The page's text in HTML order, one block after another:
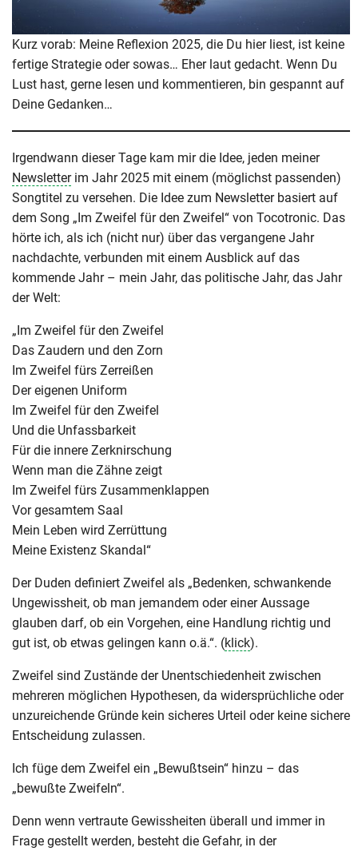
Kurz vorab: Meine Reflexion 2025, die Du hier liest, ist keine
fertige Strategie oder sowas… Eher laut gedacht. Wenn Du
Lust hast, gerne lesen und kommentieren, bin gespannt auf
Deine Gedanken…
Irgendwann dieser Tage kam mir die Idee, jeden meiner
Newsletterim Jahr 2025 mit einem (möglichst passenden)
Songtitel zu versehen. Die Idee zum Newsletter basiert auf
dem Song „Im Zweifel für den Zweifel“ von Tocotronic. Das
hörte ich, als ich (nicht nur) über das vergangene Jahr
nachdachte, verbunden mit einem Ausblick auf das
kommende Jahr – mein Jahr, das politische Jahr, das Jahr
der Welt:
„Im Zweifel für den Zweifel
Das Zaudern und den Zorn
Im Zweifel fürs Zerreißen
Der eigenen Uniform
Im Zweifel für den Zweifel
Und die Unfassbarkeit
Für die innere Zerknirschung
Wenn man die Zähne zeigt
Im Zweifel fürs Zusammenklappen
Vor gesamtem Saal
Mein Leben wird Zerrüttung
Meine Existenz Skandal“
Der Duden definiert Zweifel als „Bedenken, schwankende
Ungewissheit, ob man jemandem oder einer Aussage
glauben darf, ob ein Vorgehen, eine Handlung richtig und
gut ist, ob etwas gelingen kann o.ä.“. (klick).
Zweifel sind Zustände der Unentschiedenheit zwischen
mehreren möglichen Hypothesen, da widersprüchliche oder
unzureichende Gründe kein sicheres Urteil oder keine sichere
Entscheidung zulassen.
Ich füge dem Zweifel ein „Bewußtsein“ hinzu – das
„bewußte Zweifeln“.
Denn wenn vertraute Gewissheiten überall und immer in
Frage gestellt werden, besteht die Gefahr, in der